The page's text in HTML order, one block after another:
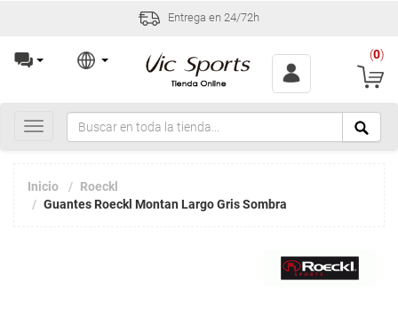
Entrega en 24/72h
(0)
Toggle
navigation
Inicio
Roeckl
Guantes Roeckl Montan Largo Gris Sombra